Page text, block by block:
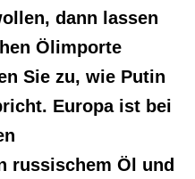
dann lassen
Ölimporte
Sie zu, wie Putin
Europa ist bei
russischem Öl und